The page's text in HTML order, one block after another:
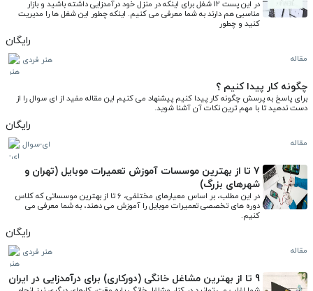
کنید و چطور
رایگان
مقاله هنر فردی
چگونه کار پیدا کنیم ؟
دست ندهید تا با مهم ترین نکات آن آشنا شوید.
رایگان
مقاله ای-سوال
7 تا از بهترین موسسات آموزش تعمیرات موبایل (تهران و
شهرهای بزرگ)
کنیم.
رایگان
مقاله هنر فردی
9 تا از بهترین مشاغل خانگی (دورکاری) برای درآمدزایی در ایران